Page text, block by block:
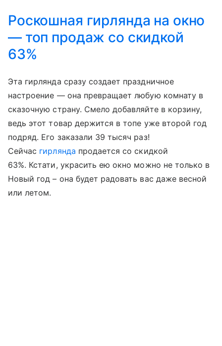
Роскошная гирлянда на окно
— топ продаж со скидкой
63%
Эта гирлянда сразу создает праздничное
настроение — она превращает любую комнату в
сказочную страну. Смело добавляйте в корзину,
ведь этот товар держится в топе уже второй год
подряд. Его заказали 39 тысяч раз!
Сейчас гирлянда продается со скидкой
63%. Кстати, украсить ею окно можно не только в
Новый год – она будет радовать вас даже весной
или летом.